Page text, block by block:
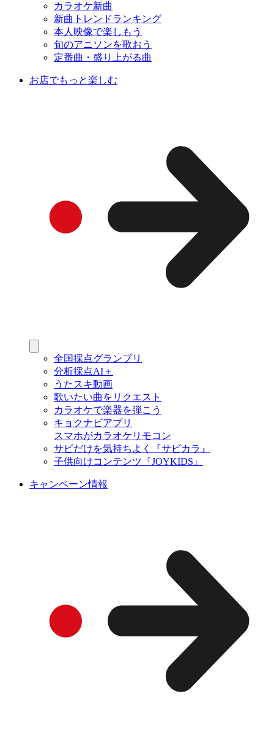
カラオケ新曲
新曲トレンドランキング
本人映像で楽しもう
旬のアニソンを歌おう
定番曲・盛り上がる曲
お店でもっと楽しむ
全国採点グランプリ
分析採点AI＋
うたスキ動画
歌いたい曲をリクエスト
カラオケで楽器を弾こう
キョクナビアプリ
スマホがカラオケリモコン
サビだけを気持ちよく『サビカラ』
子供向けコンテンツ『JOYKIDS』
キャンペーン情報